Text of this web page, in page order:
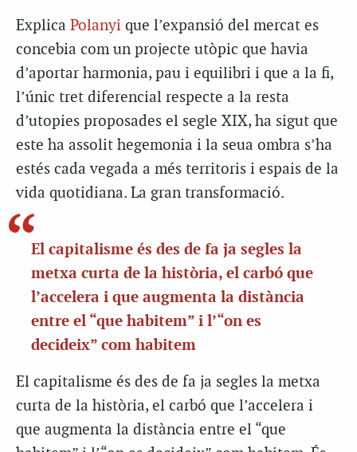
Explica Polanyi que l’expansió del mercat es
concebia com un projecte utòpic que havia
d’aportar harmonia, pau i equilibri i que a la fi,
l’únic tret diferencial respecte a la resta
d’utopies proposades el segle XIX, ha sigut que
este ha assolit hegemonia i la seua ombra s’ha
estés cada vegada a més territoris i espais de la
vida quotidiana. La gran transformació.
El capitalisme és des de fa ja segles la
metxa curta de la història, el carbó que
l’accelera i que augmenta la distància
entre el “que habitem” i l’“on es
decideix” com habitem
El capitalisme és des de fa ja segles la metxa
curta de la història, el carbó que l’accelera i
que augmenta la distància entre el “que